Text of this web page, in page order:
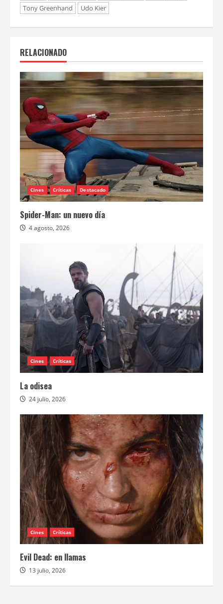
Tony Greenhand
Udo Kier
RELACIONADO
Cines Críticas Destacado
Spider-Man: un nuevo día
4 agosto, 2026
Cines Críticas
La odisea
24 julio, 2026
Cines Críticas
Evil Dead: en llamas
13 julio, 2026